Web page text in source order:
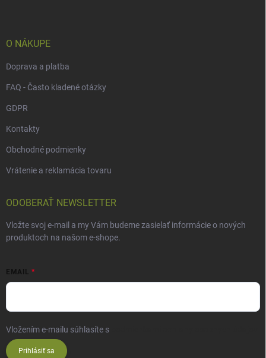
O NÁKUPE
Doprava a platba
FAQ - Často kladené otázky
GDPR
Kontakty
Obchodné podmienky
Vrátenie a reklamácia tovaru
ODOBERAŤ NEWSLETTER
Vložte svoj e-mail a my Vám budeme zasielať informácie o nových
produktoch na našom e-shope.
EMAIL
Vložením e-mailu súhlasíte s
Prihlásiť sa